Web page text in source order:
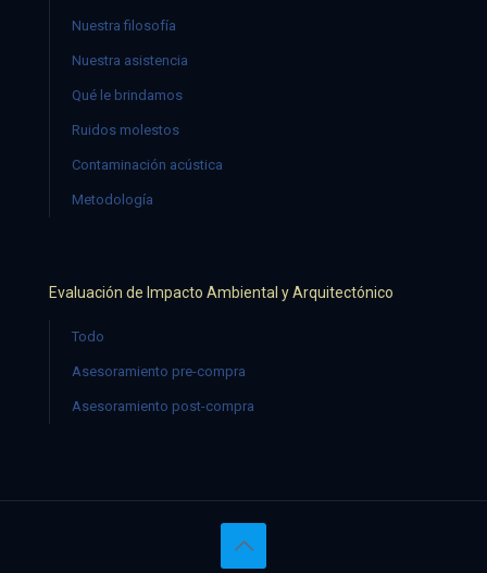
Nuestra filosofía
Nuestra asistencia
Qué le brindamos
Ruidos molestos
Contaminación acústica
Metodología
Evaluación de Impacto Ambiental y Arquitectónico
Todo
Asesoramiento pre-compra
Asesoramiento post-compra